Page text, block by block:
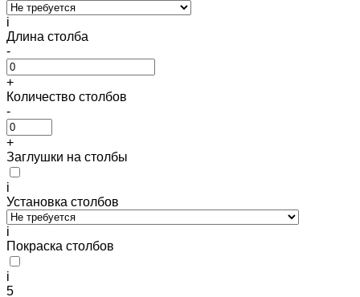
i
Длина столба
-
+
Количество столбов
-
+
Заглушки на столбы
i
Установка столбов
i
Покраска столбов
i
5